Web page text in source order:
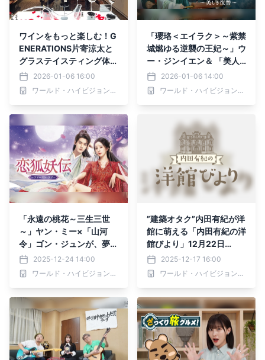
ワインをもっと楽しむ！G
ENERATIONS片寄涼太と
グラステイスティング体験
「シャイニングタイム-週
末 大人の趣味時間-」1月8
日（木）夕方6時30分～ B
放送
2026-01-06 16:00
ワールド・ハイビジョン・チャンネル株式会社
「瓔珞＜エイラク＞～紫禁
城燃ゆる逆襲の王妃～」ウ
ー・ジンイエン＆ 「美人
骨～前編：周生如故」ワ
ン・シンユエ 豪華スター
が共演。 中国ドラマ「墨
～美しき復讐～」 1月12日
（月）ひる3時～ BS12 ト
ゥエルビで放送スタート
2026-01-06 14:00
ワールド・ハイビジョン・チャンネル株式会社
「永遠の桃花～三生三世
～」ヤン・ミー×「山河
令」ゴン・ジュンが、夢の
共演！ 中国ドラマ「恋狐
妖伝（れんこようでん）～
ファースト・ラブ～」 26
0分～ BS12 トゥエルビで
放送スタート
2025-12-24 14:00
ワールド・ハイビジョン・チャンネル株式会社
”建築オタク”内田有紀が洋
館に萌える「内田有紀の洋
館びより」12月22日
（月）よる8時～ BS12 ト
ゥエルビで全国無料放送
2025-12-17 16:00
ワールド・ハイビジョン・チャンネル株式会社